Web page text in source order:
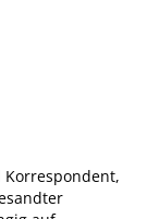
Korrespondent,